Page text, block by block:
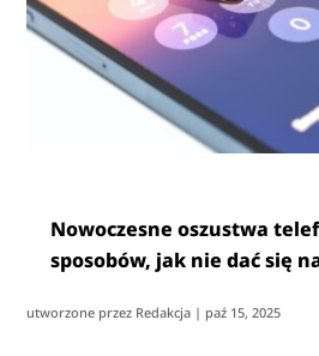
Nowoczesne oszustwa
sposobów, jak nie dać się
utworzone przez Redakcja | paź 15, 2025